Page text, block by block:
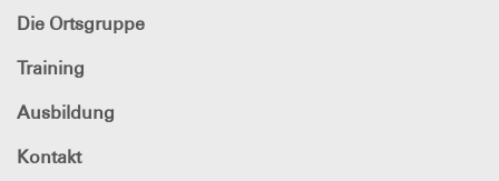
Die Ortsgruppe
Training
Ausbildung
Kontakt